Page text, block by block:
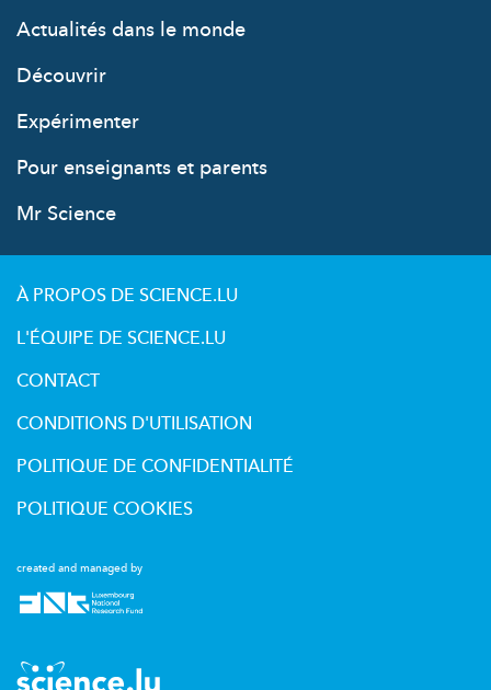
Actualités dans le monde
Découvrir
Expérimenter
Pour enseignants et parents
Mr Science
created and managed by
À PROPOS DE SCIENCE.LU
L'ÉQUIPE DE SCIENCE.LU
CONTACT
CONDITIONS D'UTILISATION
POLITIQUE DE CONFIDENTIALITÉ
POLITIQUE COOKIES